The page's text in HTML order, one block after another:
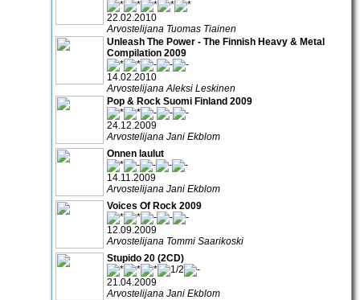
22.02.2010
Arvostelijana Tuomas Tiainen
Unleash The Power - The Finnish Heavy & Metal
Compilation 2009
14.02.2010
Arvostelijana Aleksi Leskinen
Pop & Rock Suomi Finland 2009
24.12.2009
Arvostelijana Jani Ekblom
Onnen laulut
14.11.2009
Arvostelijana Jani Ekblom
Voices Of Rock 2009
12.09.2009
Arvostelijana Tommi Saarikoski
Stupido 20 (2CD)
21.04.2009
Arvostelijana Jani Ekblom